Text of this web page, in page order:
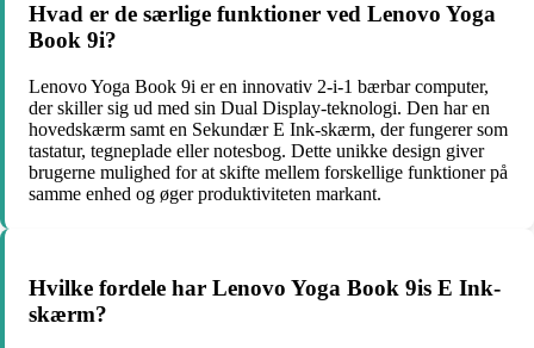
Hvad er de særlige funktioner ved Lenovo Yoga
Book 9i?
Lenovo Yoga Book 9i er en innovativ 2-i-1 bærbar computer,
der skiller sig ud med sin Dual Display-teknologi. Den har en
hovedskærm samt en Sekundær E Ink-skærm, der fungerer som
tastatur, tegneplade eller notesbog. Dette unikke design giver
brugerne mulighed for at skifte mellem forskellige funktioner på
samme enhed og øger produktiviteten markant.
Hvilke fordele har Lenovo Yoga Book 9is E Ink-
skærm?